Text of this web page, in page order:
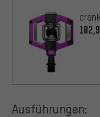
Ausführungen: